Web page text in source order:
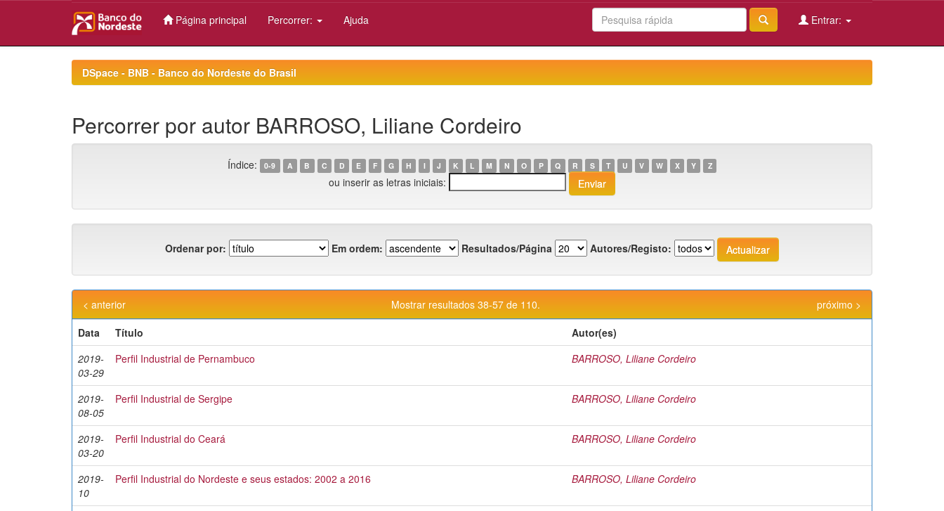
Página principal Percorrer: Ajuda Entrar:
DSpace - BNB - Banco do Nordeste do Brasil
Percorrer por autor BARROSO, Liliane Cordeiro
Índice: 0-9 A B C D E F G H I J K L M N O P Q R S T U V W X Y Z
ou inserir as letras iniciais:
Ordenar por: Em ordem: Resultados/Página Autores/Registo:
Mostrar resultados 38-57 de 110.
< anterior
próximo >
Data
Título
Autor(es)
2019-
03-29
Perfil Industrial de Pernambuco BARROSO, Liliane Cordeiro
2019-
08-05
Perfil Industrial de Sergipe BARROSO, Liliane Cordeiro
2019-
03-20
Perfil Industrial do Ceará BARROSO, Liliane Cordeiro
2019-
10
Perfil Industrial do Nordeste e seus estados: 2002 a 2016 BARROSO, Liliane Cordeiro